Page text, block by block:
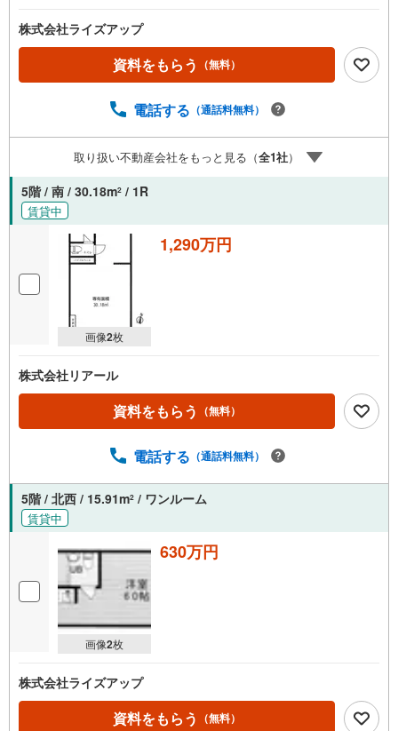
株式会社ライズアップ
資料をもらう （無料）
電話する （通話料無料）
取り扱い不動産会社をもっと見る（全1社）
5階 / 南 / 30.18m2 / 1R
賃貸中
画像2枚
1,290万円
株式会社リアール
資料をもらう （無料）
電話する （通話料無料）
5階 / 北西 / 15.91m2 / ワンルーム
賃貸中
画像2枚
630万円
株式会社ライズアップ
資料をもらう （無料）